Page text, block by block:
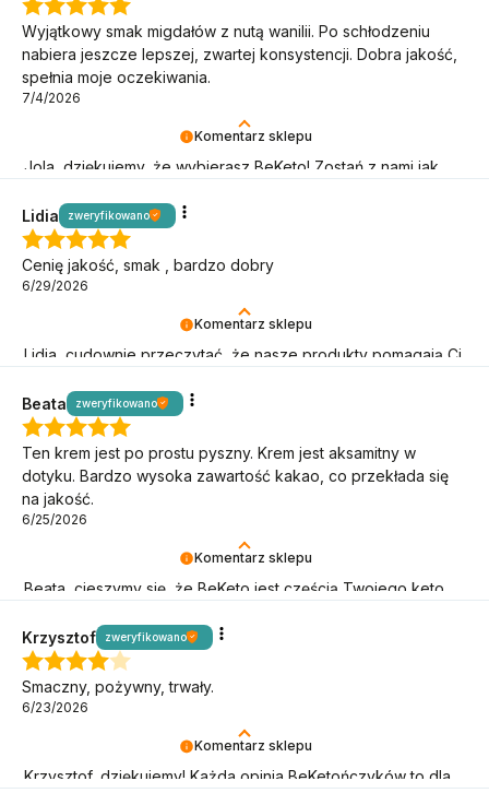
Komentarz sklepu
Jola, dziękujemy, że wybierasz BeKeto! Zostań z nami jak
Wyjątkowy smak migdałów z nutą wanilii. Po schłodzeniu
nabiera jeszcze lepszej, zwartej konsystencji. Dobra jakość,
spełnia moje oczekiwania.
7/4/2026
Komentarz sklepu
Lidia, cudownie przeczytać, że nasze produkty pomagają Ci
Lidia zweryfikowano
Cenię jakość, smak , bardzo dobry
6/29/2026
Komentarz sklepu
Beata, cieszymy się, że BeKeto jest częścią Twojego keto
Beata zweryfikowano
Ten krem jest po prostu pyszny. Krem jest aksamitny w
dotyku. Bardzo wysoka zawartość kakao, co przekłada się
na jakość.
6/25/2026
Komentarz sklepu
Krzysztof, dziękujemy! Każda opinia BeKetończyków to dla
Krzysztof zweryfikowano
Smaczny, pożywny, trwały.
6/23/2026